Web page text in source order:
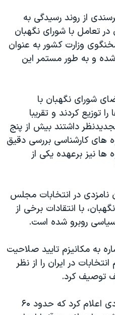
از روند رسیدگی به
تعامل با شورای نگهبان
وزارت کشور به عنوان
شده و به طور مستمر این
شورای نگهبان با
توزیع کردند و تقریبا
داشتند بیش از پنج
های کارشناسی بررسی دقیق
نیز برعهده یکی از
نامزدی در انتخابات مجلس
با انتقادات برخی از
روبرو شده است.
به مکانیزم تایید صلاحیت
در ایران را از نظر
توصیف کرد.
سخنگوی شورای نگهبان ۲۶ دی اعلام کرد که حدود ۶۰